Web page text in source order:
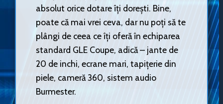
absolut orice dotare îți dorești. Bine,
poate că mai vrei ceva, dar nu poți să te
plângi de ceea ce îți oferă în echiparea
standard GLE Coupe, adică – jante de
20 de inchi, ecrane mari, tapițerie din
piele, cameră 360, sistem audio
Burmester.